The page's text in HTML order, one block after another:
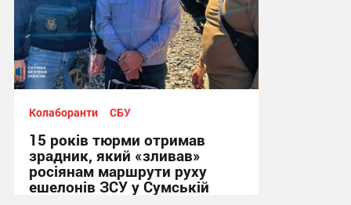
Колаборанти СБУ
15 років тюрми отримав
зрадник, який «зливав»
росіянам маршрути руху
ешелонів ЗСУ у Сумській